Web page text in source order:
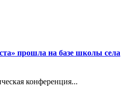
прошла на базе школы села
конференция...